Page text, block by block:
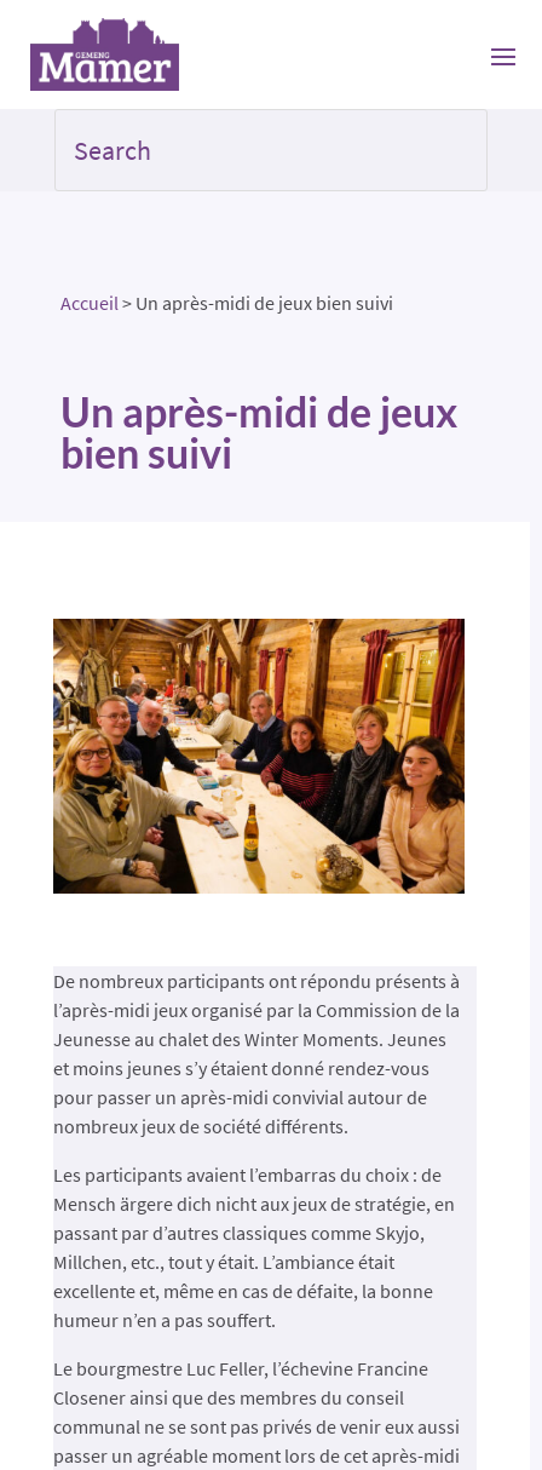
Accueil> Un après-midi de jeux bien suivi
Un après-midi de jeux
bien suivi
De nombreux participants ont répondu présents à
l’après-midi jeux organisé par la Commission de la
Jeunesse au chalet des Winter Moments. Jeunes
et moins jeunes s’y étaient donné rendez-vous
pour passer un après-midi convivial autour de
nombreux jeux de société différents.
Les participants avaient l’embarras du choix : de
Mensch ärgere dich nicht aux jeux de stratégie, en
passant par d’autres classiques comme Skyjo,
Millchen, etc., tout y était. L’ambiance était
excellente et, même en cas de défaite, la bonne
humeur n’en a pas souffert.
Le bourgmestre Luc Feller, l’échevine Francine
Closener ainsi que des membres du conseil
communal ne se sont pas privés de venir eux aussi
passer un agréable moment lors de cet après-midi